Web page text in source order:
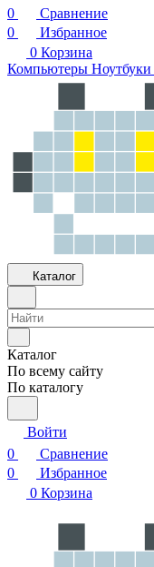
0
Сравнение
0
Избранное
0 Корзина
Компьютеры Ноутбуки
Каталог
Каталог
По всему сайту
По каталогу
Войти
0
Сравнение
0
Избранное
0 Корзина